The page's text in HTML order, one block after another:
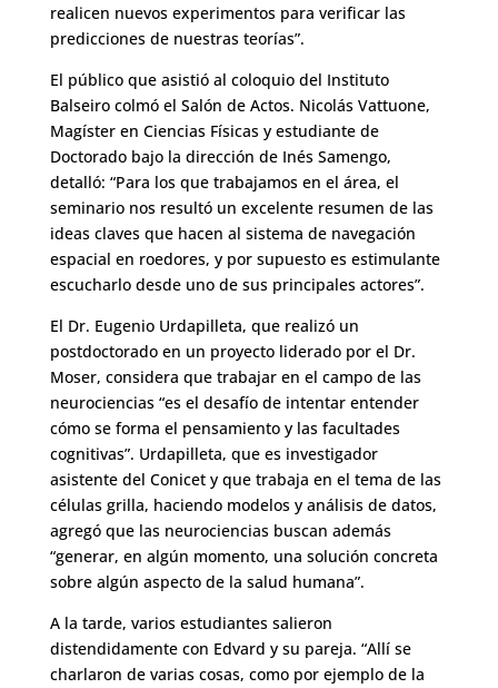
realicen nuevos experimentos para verificar las
predicciones de nuestras teorías”.
El público que asistió al coloquio del Instituto
Balseiro colmó el Salón de Actos. Nicolás Vattuone,
Magíster en Ciencias Físicas y estudiante de
Doctorado bajo la dirección de Inés Samengo,
detalló: “Para los que trabajamos en el área, el
seminario nos resultó un excelente resumen de las
ideas claves que hacen al sistema de navegación
espacial en roedores, y por supuesto es estimulante
escucharlo desde uno de sus principales actores”.
El Dr. Eugenio Urdapilleta, que realizó un
postdoctorado en un proyecto liderado por el Dr.
Moser, considera que trabajar en el campo de las
neurociencias “es el desafío de intentar entender
cómo se forma el pensamiento y las facultades
cognitivas”. Urdapilleta, que es investigador
asistente del Conicet y que trabaja en el tema de las
células grilla, haciendo modelos y análisis de datos,
agregó que las neurociencias buscan además
“generar, en algún momento, una solución concreta
sobre algún aspecto de la salud humana”.
A la tarde, varios estudiantes salieron
distendidamente con Edvard y su pareja. “Allí se
charlaron de varias cosas, como por ejemplo de la